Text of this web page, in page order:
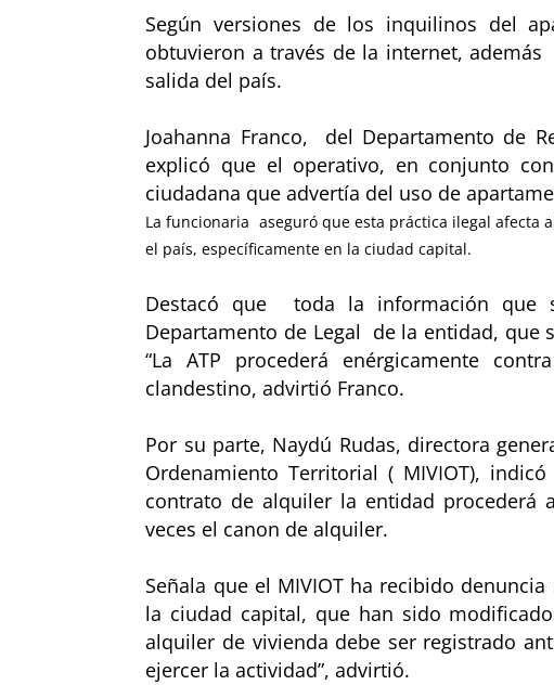
Según versiones de los inquilinos del
obtuvieron a través de la internet,
salida del país.
Joahanna Franco, del Departamento de
explicó que el operativo, en conjunto
ciudadana que advertía del uso de
La funcionaria aseguró que esta práctica ilegal
el país, específicamente en la ciudad capital.
Destacó que toda la información que
Departamento de Legal de la entidad, que
“La ATP procederá enérgicamente
clandestino, advirtió Franco.
Por su parte, Naydú Rudas, directora
Ordenamiento Territorial ( MIVIOT),
contrato de alquiler la entidad procederá
veces el canon de alquiler.
Señala que el MIVIOT ha recibido
la ciudad capital, que han sido
alquiler de vivienda debe ser registrado
ejercer la actividad”, advirtió.